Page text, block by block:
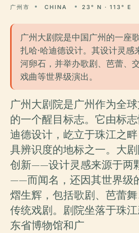
广州市 CHINA 23° N · 113° E
广州大剧院是中国广州的一座
扎哈·哈迪德设计。其设计灵感
河卵石，并举办歌剧、芭蕾、
戏曲等世界级演出。
广州大剧院是广州作为全
的一个醒目标志。它由标
迪德设计，屹立于珠江之
具辨识度的地标之一。大
创新——设计灵感来源于两
——而闻名，还因其世界级
熠生辉，包括歌剧、芭蕾
传统戏剧。剧院坐落于珠
东省博物馆和广